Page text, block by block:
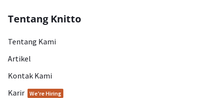
Tentang Knitto
Tentang Kami
Artikel
Kontak Kami
Karir
We're Hiring